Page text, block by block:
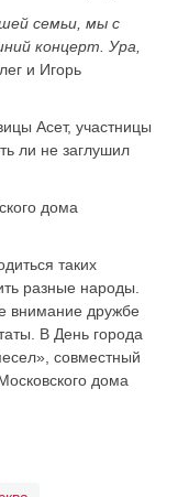
семьи, мы с
концерт. Ура,
и Игорь
Асет, участницы
ли не заглушил
дома
таких
разные народы.
внимание дружбе
В День города
совместный
дома